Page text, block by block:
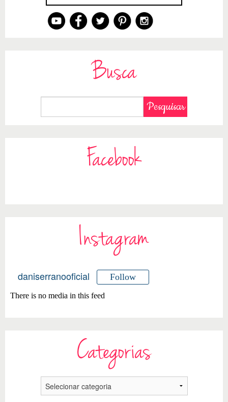
Busca
Facebook
Instagram
daniserranooficial Follow
There is no media in this feed
Categorias